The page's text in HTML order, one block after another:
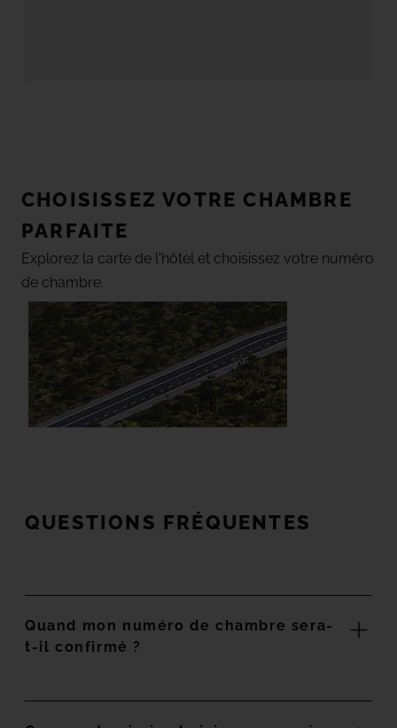
CHOISISSEZ VOTRE CHAMBRE
PARFAITE
Explorez la carte de l'hôtel et choisissez votre numéro
de chambre.
QUESTIONS FRÉQUENTES
Quand mon numéro de chambre sera-
t-il confirmé ?